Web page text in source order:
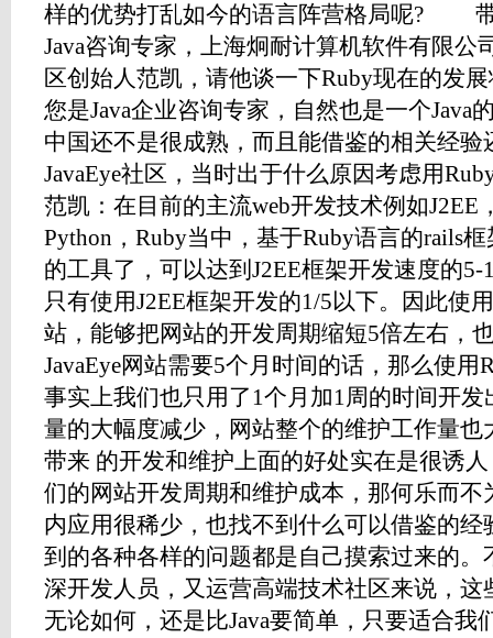
样的优势打乱如今的语言阵营格局呢?
Java咨询专家，上海炯耐计算机软件有限公
区创始人范凯，请他谈一下Ruby现在的
您是Java企业咨询专家，自然也是一个Java
中国还不是很成熟，而且能借鉴的相关经
JavaEye社区，当时出于什么原因考虑用
范凯：在目前的主流web开发技术例如J2EE
Python，Ruby当中，基于Ruby语言的rails
的工具了，可以达到J2EE框架开发速度的
只有使用J2EE框架开发的1/5以下。因此使
站，能够把网站的开发周期缩短5倍左右，
JavaEye网站需要5个月时间的话，那么使用
事实上我们也只用了1个月加1周的时间开
量的大幅度减少，网站整个的维护工作量也
带来 的开发和维护上面的好处实在是很诱
们的网站开发周期和维护成本，那何乐
内应用很稀少，也找不到什么可以借鉴的
到的各种各样的问题都是自己摸索过来的
深开发人员，又运营高端技术社区来说，这
无论如何，还是比Java要简单，只要适合我